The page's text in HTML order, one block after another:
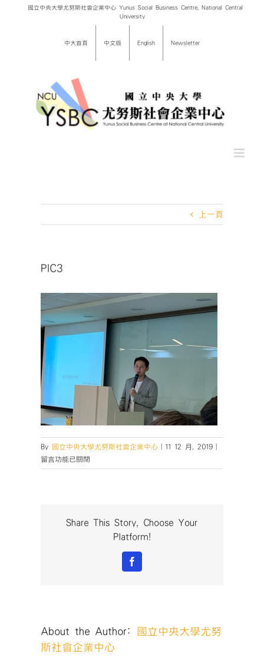
國立中央大學尤努斯社會企業中心 Yunus Social Business Centre, National Central
University
中大首頁 中文版 English Newsletter
上一頁
PIC3
By 國立中央大學尤努斯社會企業中心 11 12 月, 2019
中
留言功能已關閉
Share This Story, Choose Your
Platform!
Facebook
About the Author:
國立中央大學尤努
斯社會企業中心